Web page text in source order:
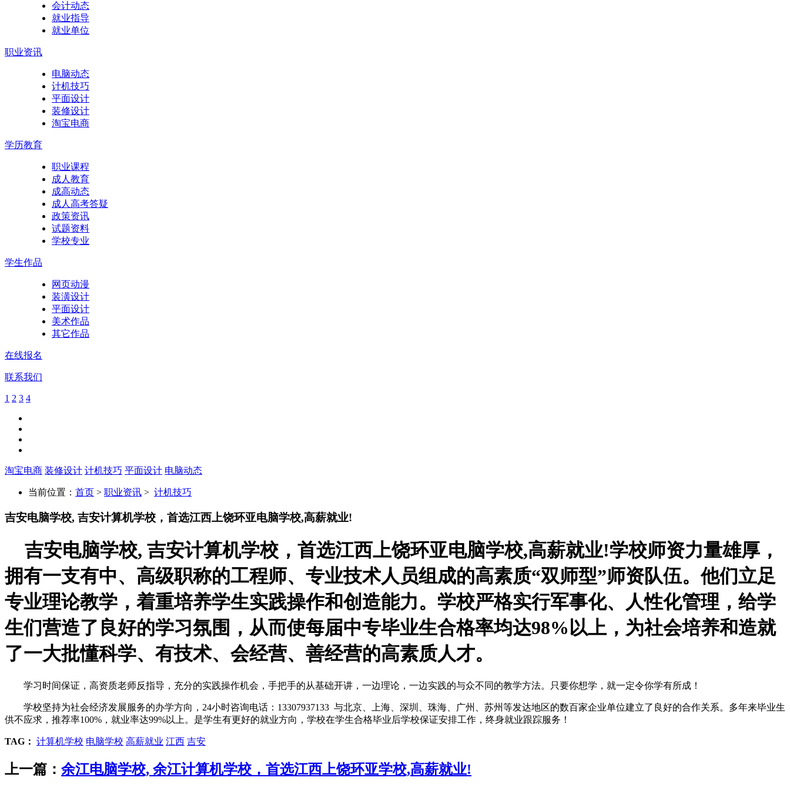
会计动态
就业指导
就业单位
职业资讯
电脑动态
计机技巧
平面设计
装修设计
淘宝电商
学历教育
职业课程
成人教育
成高动态
成人高考答疑
政策资讯
试题资料
学校专业
学生作品
网页动漫
装潢设计
平面设计
美术作品
其它作品
在线报名
联系我们
1 2 3 4
淘宝电商 装修设计 计机技巧 平面设计 电脑动态
当前位置： 首页 > 职业资讯 > 计机技巧
吉安电脑学校, 吉安计算机学校，首选江西上饶环亚电脑学校,高薪就业!
吉安电脑学校, 吉安计算机学校，首选江西上饶环亚电脑学校,高薪就业!学校师资力量雄厚，
拥有一支有中、高级职称的工程师、专业技术人员组成的高素质“双师型”师资队伍。他们立足
专业理论教学，着重培养学生实践操作和创造能力。学校严格实行军事化、人性化管理，给学
生们营造了良好的学习氛围，从而使每届中专毕业生合格率均达98%以上，为社会培养和造就
了一大批懂科学、有技术、会经营、善经营的高素质人才。
学习时间保证，高资质老师反指导，充分的实践操作机会，手把手的从基础开讲，一边理论，一边实践的与众不同的教学方法。只要你想学，就一定令你学有所成！
学校坚持为社会经济发展服务的办学方向， 24小时咨询电话： 13307937133 与北京、上海、深圳、珠海、广州、苏州等发达地区的数百家企业单位建立了良好的合作关系。多年来毕业生
供不应求，推荐率100% ，就业率达99%以上。是学生有更好的就业方向，学校在学生合格毕业后学校保证安排工作，终身就业跟踪服务！
TAG： 计算机学校 电脑学校 高薪就业 江西 吉安
上一篇： 余江电脑学校, 余江计算机学校，首选江西上饶环亚学校,高薪就业!